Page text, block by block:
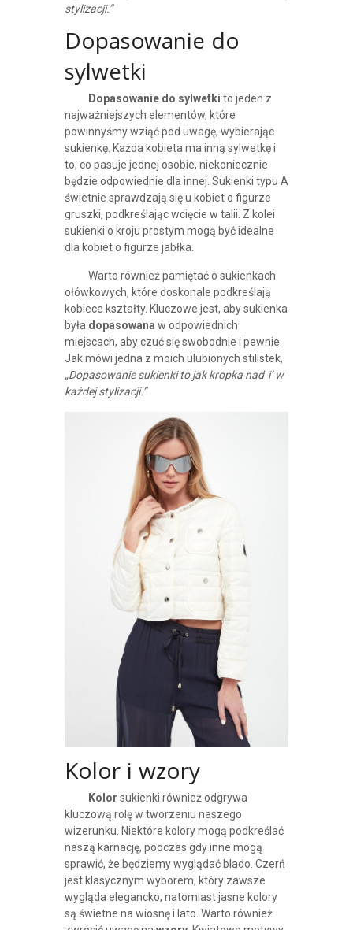
stylizacji.”
Dopasowanie do
sylwetki
Dopasowanie do sylwetki to jeden z
najważniejszych elementów, które
powinnyśmy wziąć pod uwagę, wybierając
sukienkę. Każda kobieta ma inną sylwetkę i
to, co pasuje jednej osobie, niekoniecznie
będzie odpowiednie dla innej. Sukienki typu A
świetnie sprawdzają się u kobiet o figurze
gruszki, podkreślając wcięcie w talii. Z kolei
sukienki o kroju prostym mogą być idealne
dla kobiet o figurze jabłka.
Warto również pamiętać o sukienkach
ołówkowych, które doskonale podkreślają
kobiece kształty. Kluczowe jest, aby sukienka
była dopasowana w odpowiednich
miejscach, aby czuć się swobodnie i pewnie.
Jak mówi jedna z moich ulubionych stilistek,
„Dopasowanie sukienki to jak kropka nad 'i’ w
każdej stylizacji.”
Kolor i wzory
Kolor sukienki również odgrywa
kluczową rolę w tworzeniu naszego
wizerunku. Niektóre kolory mogą podkreślać
naszą karnację, podczas gdy inne mogą
sprawić, że będziemy wyglądać blado. Czerń
jest klasycznym wyborem, który zawsze
wygląda elegancko, natomiast jasne kolory
są świetne na wiosnę i lato. Warto również